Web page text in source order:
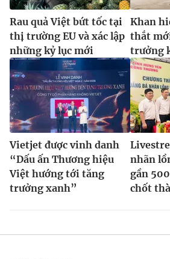
Rau quả Việt bứt tốc tại
thị trường EU và xác lập
những kỷ lục mới
Khan
thắt
trưởng
Vietjet được vinh danh
“Dấu ấn Thương hiệu
Việt hướng tới tăng
trưởng xanh”
nhãn
gần
chốt